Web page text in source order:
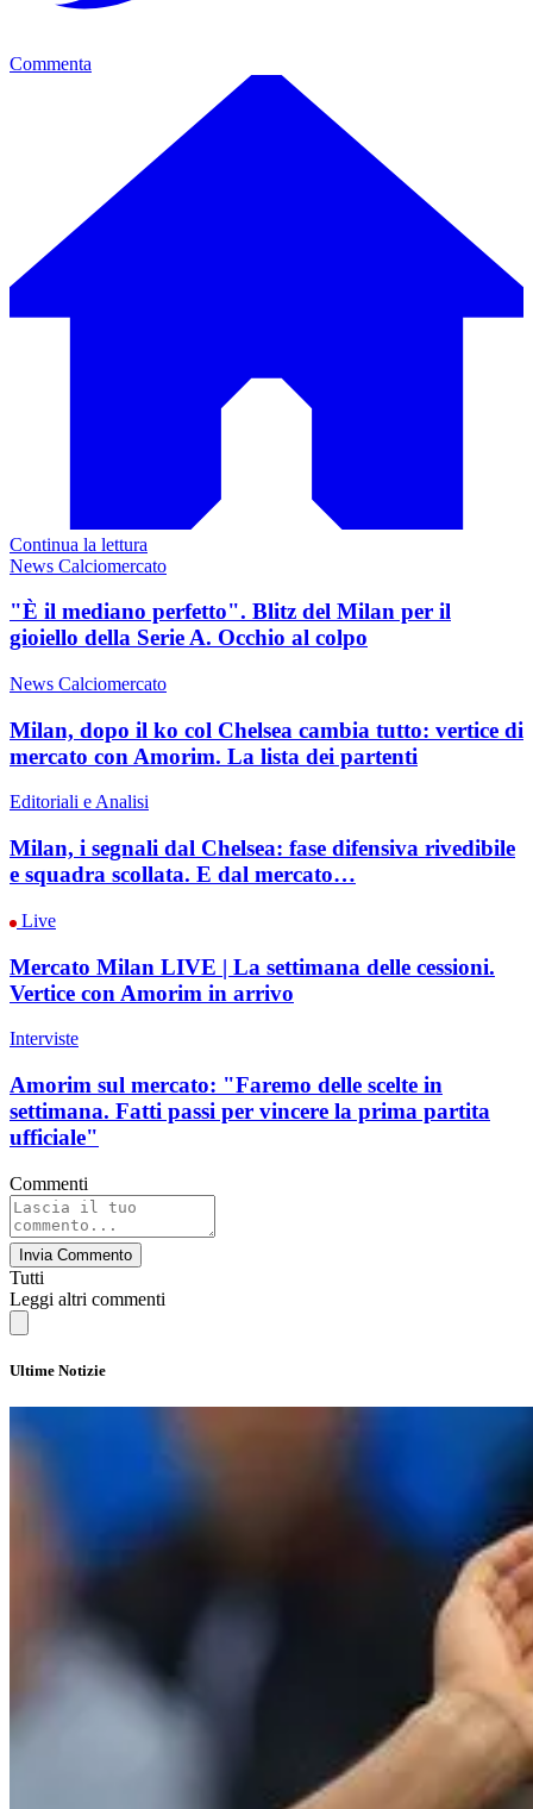
Commenta
Continua la lettura
News Calciomercato
"È il mediano perfetto". Blitz del Milan per il
gioiello della Serie A. Occhio al colpo
News Calciomercato
Milan, dopo il ko col Chelsea cambia tutto: vertice di
mercato con Amorim. La lista dei partenti
Editoriali e Analisi
Milan, i segnali dal Chelsea: fase difensiva rivedibile
e squadra scollata. E dal mercato…
Live
Mercato Milan LIVE | La settimana delle cessioni.
Vertice con Amorim in arrivo
Interviste
Amorim sul mercato: "Faremo delle scelte in
settimana. Fatti passi per vincere la prima partita
ufficiale"
Commenti
Invia Commento
Tutti
Leggi altri commenti
Ultime Notizie